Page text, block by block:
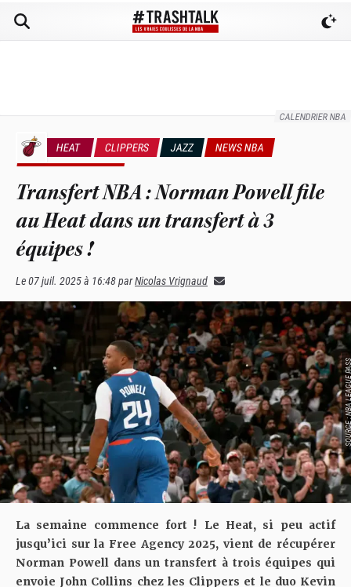
CALENDRIER NBA
HEAT CLIPPERS JAZZ
NEWS NBA
Transfert NBA : Norman Powell file
au Heat dans un transfert à 3
équipes !
Le07 juil. 2025 à 16:48parNicolas Vrignaud
SOURCE :
La semaine commence fort ! Le Heat, si peu actif
jusqu’ici sur la Free Agency 2025, vient de récupérer
Norman Powell dans un transfert à trois équipes qui
envoie John Collins chez les Clippers et le duo Kevin